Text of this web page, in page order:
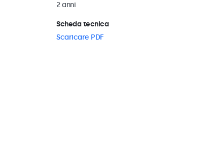
2 anni
Scheda tecnica
Scaricare PDF